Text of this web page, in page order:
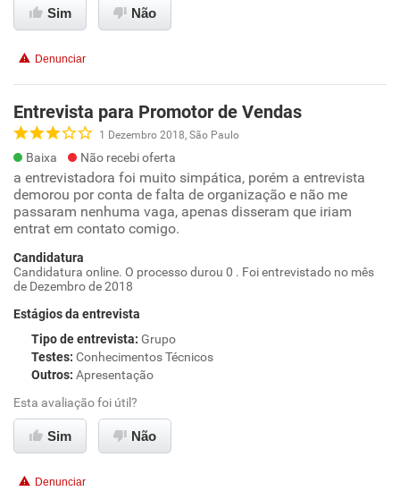
Sim Não
Denunciar
Entrevista para Promotor de Vendas
1 Dezembro 2018, São Paulo
Baixa Não recebi oferta
a entrevistadora foi muito simpática, porém a entrevista
demorou por conta de falta de organização e não me
passaram nenhuma vaga, apenas disseram que iriam
entrat em contato comigo.
Candidatura
Candidatura online. O processo durou 0 . Foi entrevistado no mês
de Dezembro de 2018
Estágios da entrevista
Tipo de entrevista: Grupo
Testes: Conhecimentos Técnicos
Outros: Apresentação
Esta avaliação foi útil?
Sim Não
Denunciar